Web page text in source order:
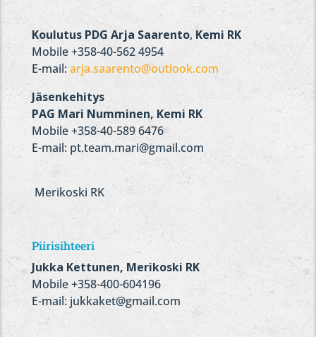
Koulutus PDG Arja Saarento,Kemi RK
Mobile +358-40-562 4954
E-mail:arja.saarento@outlook.com
Jäsenkehitys
PAG Mari Numminen, Kemi RK
Mobile +358-40-589 6476
E-mail: pt.team.mari@gmail.com
Merikoski RK
Piirisihteeri
Jukka Kettunen, Merikoski RK
Mobile +358-400-604196
E-mail: jukkaket@gmail.com